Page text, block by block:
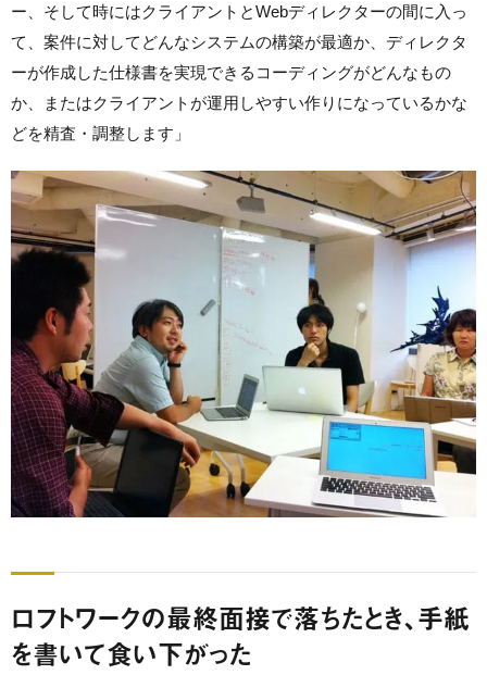
ー、そして時にはクライアントとWebディレクターの間に入っ
て、案件に対してどんなシステムの構築が最適か、ディレクタ
ーが作成した仕様書を実現できるコーディングがどんなもの
か、またはクライアントが運用しやすい作りになっているかな
どを精査・調整します」
ロフトワークの最終面接で落ちたとき、手紙
を書いて食い下がった